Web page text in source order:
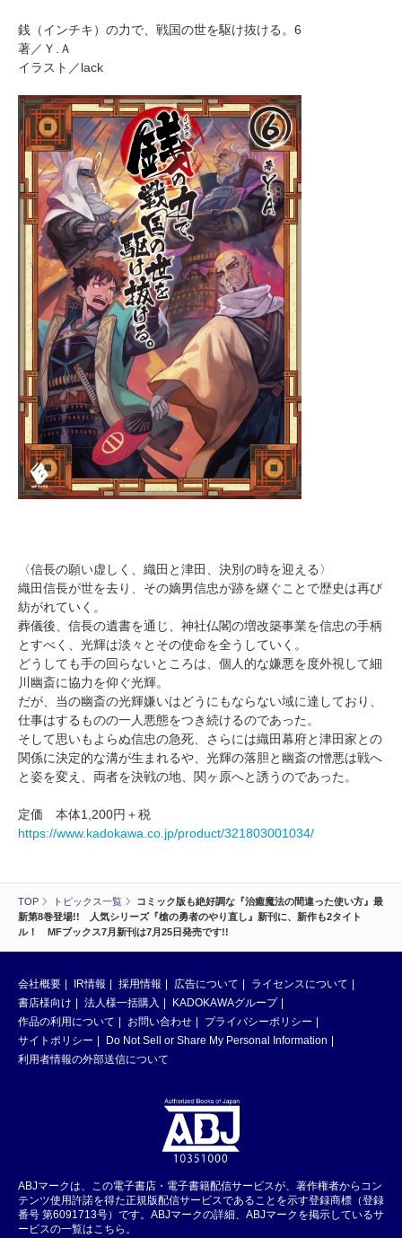
TOP トピックス一覧
コミック版も絶好調な『治癒魔法の間違った使い方』最
新第8巻登場!! 人気シリーズ『槍の勇者のやり直し』新刊に、新作も2タイト
ル！ MFブックス7月新刊は7月25日発売です!!
銭（インチキ）の力で、戦国の世を駆け抜ける。6
著／Ｙ.Ａ
イラスト／lack
〈信長の願い虚しく、織田と津田、決別の時を迎える〉
織田信長が世を去り、その嫡男信忠が跡を継ぐことで歴史は再び
紡がれていく。
葬儀後、信長の遺書を通じ、神社仏閣の増改築事業を信忠の手柄
とすべく、光輝は淡々とその使命を全うしていく。
どうしても手の回らないところは、個人的な嫌悪を度外視して細
川幽斎に協力を仰ぐ光輝。
だが、当の幽斎の光輝嫌いはどうにもならない域に達しており、
仕事はするものの一人悪態をつき続けるのであった。
そして思いもよらぬ信忠の急死、さらには織田幕府と津田家との
関係に決定的な溝が生まれるや、光輝の落胆と幽斎の憎悪は戦へ
と姿を変え、両者を決戦の地、関ヶ原へと誘うのであった。
定価 本体1,200円＋税
https://www.kadokawa.co.jp/product/321803001034/
会社概要 IR情報 採用情報 広告について
ライセンスについて
書店様向け
法人様一括購入
KADOKAWAグループ
作品の利用について
お問い合わせ
プライバシーポリシー
サイトポリシー
Do Not Sell or Share My Personal Information
利用者情報の外部送信について
ABJマークは、この電子書店・電子書籍配信サービスが、著作権者からコン
テンツ使用許諾を得た正規版配信サービスであることを示す登録商標（登録
番号 第6091713号）です。ABJマークの詳細、ABJマークを掲示しているサ
ービスの一覧はこちら。